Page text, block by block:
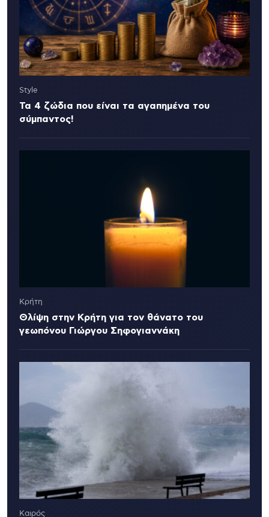
Style
Τα 4 ζώδια που είναι τα αγαπημένα του
σύμπαντος!
Κρήτη
Θλίψη στην Κρήτη για τον θάνατο του
γεωπόνου Γιώργου Σηφογιαννάκη
Καιρός